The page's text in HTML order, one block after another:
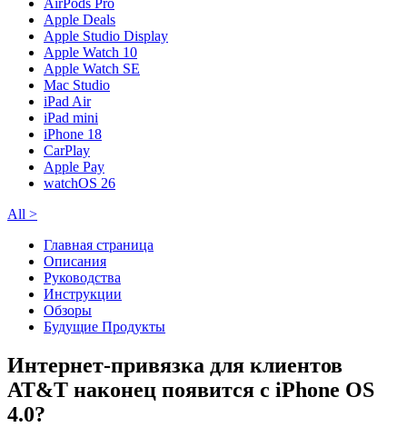
Apple Deals
Apple Studio Display
Apple Watch 10
Apple Watch SE
Mac Studio
iPad Air
iPad mini
iPhone 18
CarPlay
Apple Pay
watchOS 26
All >
Главная страница
Описания
Руководства
Инструкции
Обзоры
Будущие Продукты
Интернет-привязка для клиентов
AT&T наконец появится с iPhone OS
4.0?